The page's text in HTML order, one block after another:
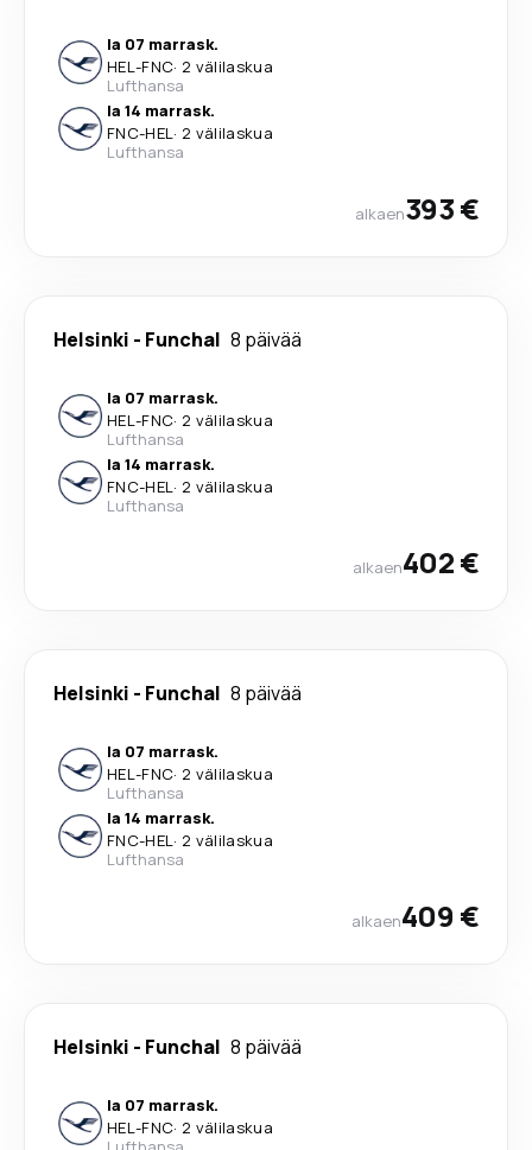
la 07 marrask.
HEL-FNC· 2 välilaskua
Lufthansa
la 14 marrask.
FNC-HEL· 2 välilaskua
Lufthansa
alkaen393 €
Helsinki - Funchal 8 päivää
la 07 marrask.
HEL-FNC· 2 välilaskua
Lufthansa
la 14 marrask.
FNC-HEL· 2 välilaskua
Lufthansa
alkaen402 €
Helsinki - Funchal 8 päivää
la 07 marrask.
HEL-FNC· 2 välilaskua
Lufthansa
la 14 marrask.
FNC-HEL· 2 välilaskua
Lufthansa
alkaen409 €
Helsinki - Funchal 8 päivää
la 07 marrask.
HEL-FNC· 2 välilaskua